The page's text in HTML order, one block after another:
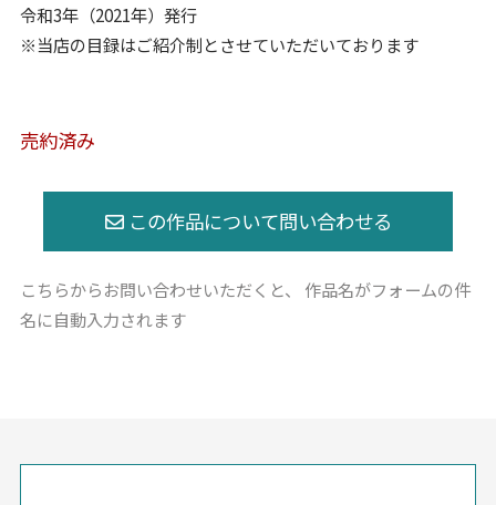
令和3年（2021年）発行
※当店の目録はご紹介制とさせていただいております
売約済み
こちらからお問い合わせいただくと、
作品名がフォームの件
名に自動入力されます